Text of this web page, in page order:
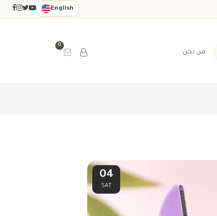
English
من نحن
0
04
SAT